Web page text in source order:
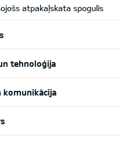
atpakaļskata spogulis
tehnoloģija
komunikācija